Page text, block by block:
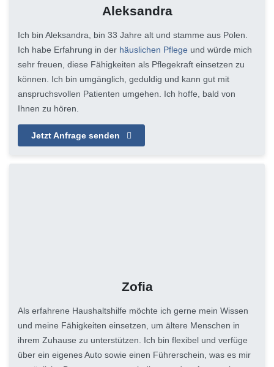
Aleksandra
Ich bin Aleksandra, bin 33 Jahre alt und stamme aus Polen.
Ich habe Erfahrung in der häuslichen Pflege und würde mich
sehr freuen, diese Fähigkeiten als Pflegekraft einsetzen zu
können. Ich bin umgänglich, geduldig und kann gut mit
anspruchsvollen Patienten umgehen. Ich hoffe, bald von
Ihnen zu hören.
Jetzt Anfrage senden
Zofia
Als erfahrene Haushaltshilfe möchte ich gerne mein Wissen
und meine Fähigkeiten einsetzen, um ältere Menschen in
ihrem Zuhause zu unterstützen. Ich bin flexibel und verfüge
über ein eigenes Auto sowie einen Führerschein, was es mir